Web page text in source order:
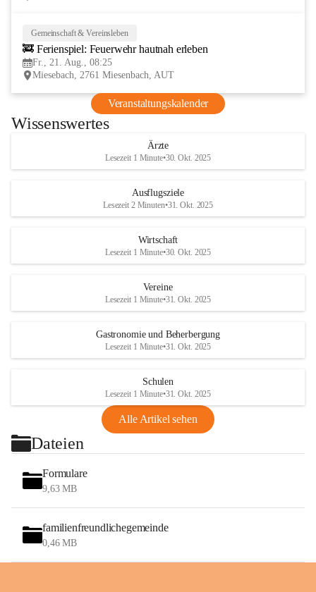
Gemeinschaft & Vereinsleben
🚒 Ferienspiel: Feuerwehr hautnah erleben
Fr., 21. Aug., 08:25
Miesebach, 2761 Miesenbach, AUT
Veranstaltungskalender
Wissenswertes
Ärzte
Lesezeit 1 Minute•30. Okt. 2025
Ausflugsziele
Lesezeit 2 Minuten•31. Okt. 2025
Wirtschaft
Lesezeit 1 Minute•30. Okt. 2025
Vereine
Lesezeit 1 Minute•31. Okt. 2025
Gastronomie und Beherbergung
Lesezeit 1 Minute•31. Okt. 2025
Schulen
Lesezeit 1 Minute•31. Okt. 2025
Alle Artikel sehen
Dateien
Formulare
9,63 MB
familienfreundlichegemeinde
0,46 MB